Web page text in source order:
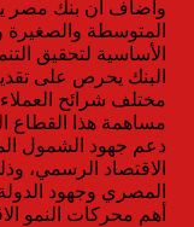
وأضاف أن بنك مصر
المتوسطة والصغيرة
الأساسية لتحقيق
البنك يحرص على
مختلف شرائح
مساهمة هذا القطاع
دعم جهود الشمول
الاقتصاد الرسمي،
المصري وجهود
أهم محركات النمو